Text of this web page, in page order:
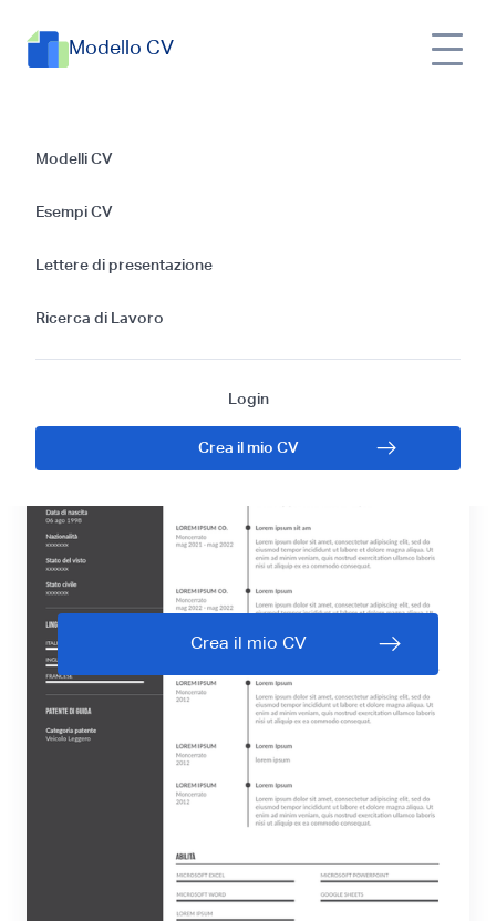
Modello CV
Modelli CV
Esempi CV
Lettere di presentazione
Ricerca di Lavoro
Login
Crea il mio CV
Esempi di CV
Impiegato Cartelle
Cliniche: Guida 2024
Crea il mio CV